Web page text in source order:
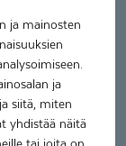
ja mainosten
ja
siitä, miten
yhdistää näitä
tai joita on
löytyy